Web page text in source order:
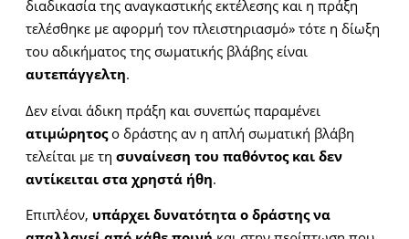
διαδικασία της αναγκαστικής εκτέλεσης και η πράξη
τελέσθηκε με αφορμή τον πλειστηριασμό» τότε η δίωξη
του αδικήματος της σωματικής βλάβης είναι
αυτεπάγγελτη.
Δεν είναι άδικη πράξη και συνεπώς παραμένει
ατιμώρητοςο δράστης αν η απλή σωματική βλάβη
τελείται με τη συναίνεση του παθόντος και δεν
αντίκειται στα χρηστά ήθη.
Επιπλέον, υπάρχει δυνατότητα ο δράστης να